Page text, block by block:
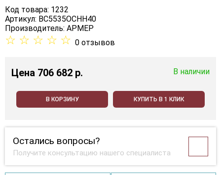
Код товара: 1232
Артикул: ВС5535ОСНН40
Производитель: АРМЕР
☆ ☆ ☆ ☆ ☆ 0 отзывов
Цена 706 682 p. В наличии
В КОРЗИНУ КУПИТЬ В 1 КЛИК
Остались вопросы?
Получите консультацию нашего специалиста